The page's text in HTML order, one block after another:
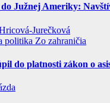
Južnej Ameriky:
Jurečková
politika Zo zahraničia
do platnosti zákon o